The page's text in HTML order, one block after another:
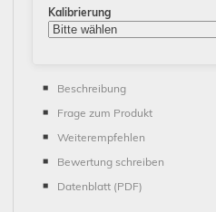
Kalibrierung
Beschreibung
Frage zum Produkt
Weiterempfehlen
Bewertung schreiben
Datenblatt (PDF)